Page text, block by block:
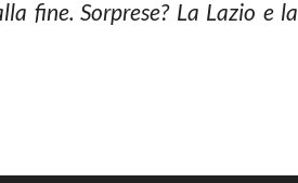
fine. Sorprese? La Lazio e la